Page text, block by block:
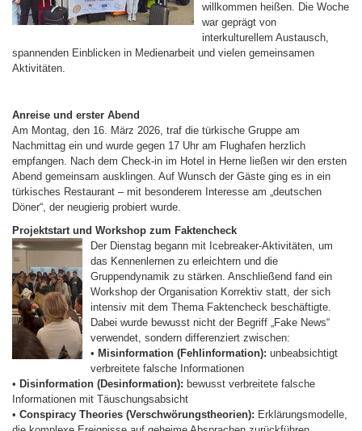
willkommen heißen. Die Woche
war geprägt von
interkulturellem Austausch,
spannenden Einblicken in Medienarbeit und vielen gemeinsamen
Aktivitäten.
Anreise und erster Abend
Am Montag, den 16. März 2026, traf die türkische Gruppe am
Nachmittag ein und wurde gegen 17 Uhr am Flughafen herzlich
empfangen. Nach dem Check-in im Hotel in Herne ließen wir den ersten
Abend gemeinsam ausklingen. Auf Wunsch der Gäste ging es in ein
türkisches Restaurant – mit besonderem Interesse am „deutschen
Döner“, der neugierig probiert wurde.
Projektstart und Workshop zum Faktencheck
Der Dienstag begann mit Icebreaker-Aktivitäten, um
das Kennenlernen zu erleichtern und die
Gruppendynamik zu stärken. Anschließend fand ein
Workshop der Organisation Korrektiv statt, der sich
intensiv mit dem Thema Faktencheck beschäftigte.
Dabei wurde bewusst nicht der Begriff „Fake News“
verwendet, sondern differenziert zwischen:
• Misinformation (Fehlinformation): unbeabsichtigt
verbreitete falsche Informationen
• Disinformation (Desinformation): bewusst verbreitete falsche
Informationen mit Täuschungsabsicht
• Conspiracy Theories (Verschwörungstheorien): Erklärungsmodelle,